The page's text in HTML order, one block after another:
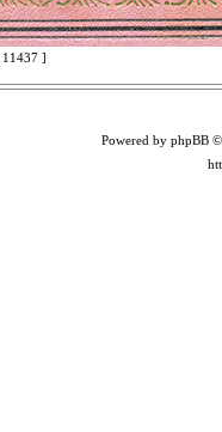
]
Powered by phpBB